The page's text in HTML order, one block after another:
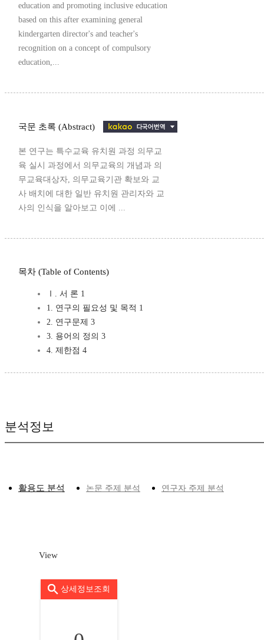
education and promoting inclusive education
based on this after examining general
kindergarten director's and teacher's
recognition on a concept of compulsory
education,...
국문 초록 (Abstract)
본 연구는 특수교육 유치원 과정 의무교
육 실시 과정에서 의무교육의 개념과 의
무교육대상자, 의무교육기관 확보와 교
사 배치에 대한 일반 유치원 관리자와 교
사의 인식을 알아보고 이에 ...
목차 (Table of Contents)
Ⅰ. 서 론 1
1. 연구의 필요성 및 목적 1
2. 연구문제 3
3. 용어의 정의 3
4. 제한점 4
분석정보
활용도 분석 논문 주제 분석 연구자 주제 분석
View
상세정보조회